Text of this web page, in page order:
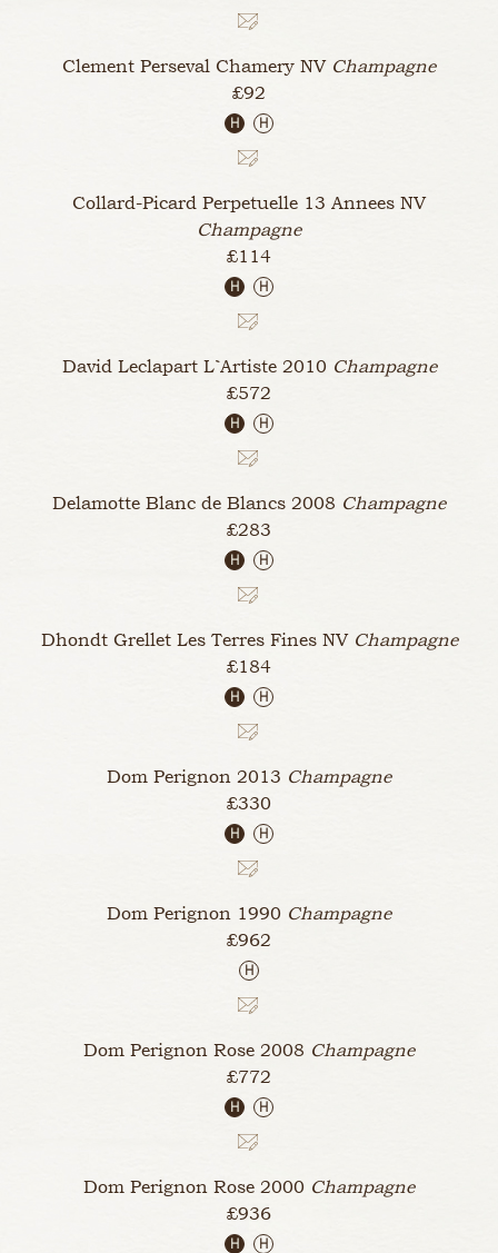
Clement Perseval Chamery NV Champagne
£92
H H
Collard-Picard Perpetuelle 13 Annees NV
Champagne
£114
H H
David Leclapart L`Artiste 2010 Champagne
£572
H H
Delamotte Blanc de Blancs 2008 Champagne
£283
H H
Dhondt Grellet Les Terres Fines NV Champagne
£184
H H
Dom Perignon 2013 Champagne
£330
H H
Dom Perignon 1990 Champagne
£962
H
Dom Perignon Rose 2008 Champagne
£772
H H
Dom Perignon Rose 2000 Champagne
£936
H H